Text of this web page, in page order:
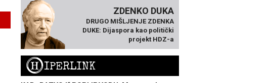
ZDENKO DUKA
DRUGO MIŠLJENJE ZDENKA
DUKE: Dijaspora kao politički
projekt HDZ-a
HIPERLINK